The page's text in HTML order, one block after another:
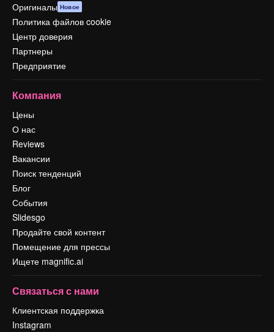
Оригиналы Новое
Политика файлов cookie
Центр доверия
Партнеры
Предприятие
Компания
Цены
О нас
Reviews
Вакансии
Поиск тенденций
Блог
События
Slidesgo
Продайте свой контент
Помещение для прессы
Ищете magnific.ai
Связаться с нами
Клиентская поддержка
Instagram